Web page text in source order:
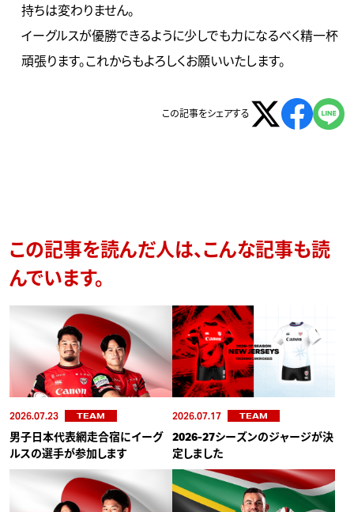
持ちは変わりません。
イーグルスが優勝できるように少しでも力になるべく精一杯
頑張ります。これからもよろしくお願いいたします。
この記事をシェアする
この記事を読んだ人は、こんな記事も読
んでいます。
2026.07.23 TEAM
男子日本代表網走合宿にイーグ
ルスの選手が参加します
2026.07.17 TEAM
2026-27シーズンのジャージが決
定しました